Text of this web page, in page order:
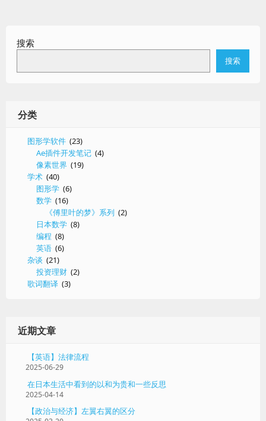
设
物
树
细
分
搜索
搜索
分类
图形学软件 (23)
Ae插件开发笔记 (4)
像素世界 (19)
学术 (40)
图形学 (6)
数学 (16)
《傅里叶的梦》系列 (2)
日本数学 (8)
编程 (8)
英语 (6)
杂谈 (21)
投资理财 (2)
歌词翻译 (3)
近期文章
【英语】法律流程
2025-06-29
在日本生活中看到的以和为贵和一些反思
2025-04-14
【政治与经济】左翼右翼的区分